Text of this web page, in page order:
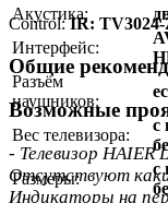
Акустика:
Интерфейс:
Разъём
наушников:
Вес телевизора:
с
Размеры:
с
Control:IR: TV3024-
Общие
Возможные
- Телевизор HAIER
Отсутствуют
Индикаторы на